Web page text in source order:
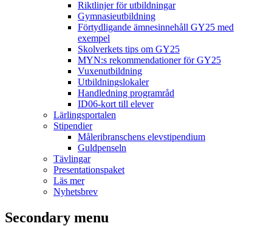
Riktlinjer för utbildningar
Gymnasieutbildning
Förtydligande ämnesinnehåll GY25 med
exempel
Skolverkets tips om GY25
MYN:s rekommendationer för GY25
Vuxenutbildning
Utbildningslokaler
Handledning programråd
ID06-kort till elever
Lärlingsportalen
Stipendier
Måleribranschens elevstipendium
Guldpenseln
Tävlingar
Presentationspaket
Läs mer
Nyhetsbrev
Secondary menu